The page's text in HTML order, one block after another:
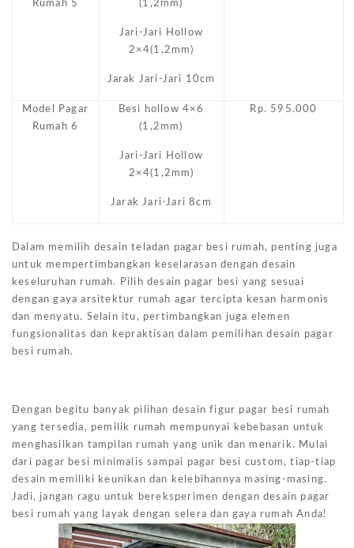
Rumah 5
(1,2mm)
Jari-Jari Hollow
2×4(1,2mm)
Jarak Jari-Jari 10cm
Model Pagar
Rumah 6
Besi hollow 4×6
(1,2mm)
Jari-Jari Hollow
2×4(1,2mm)
Jarak Jari-Jari 8cm
Rp. 595.000
Dalam memilih desain teladan pagar besi rumah, penting juga
untuk mempertimbangkan keselarasan dengan desain
keseluruhan rumah. Pilih desain pagar besi yang sesuai
dengan gaya arsitektur rumah agar tercipta kesan harmonis
dan menyatu. Selain itu, pertimbangkan juga elemen
fungsionalitas dan kepraktisan dalam pemilihan desain pagar
besi rumah.
Dengan begitu banyak pilihan desain figur pagar besi rumah
yang tersedia, pemilik rumah mempunyai kebebasan untuk
menghasilkan tampilan rumah yang unik dan menarik. Mulai
dari pagar besi minimalis sampai pagar besi custom, tiap-tiap
desain memiliki keunikan dan kelebihannya masing-masing.
Jadi, jangan ragu untuk bereksperimen dengan desain pagar
besi rumah yang layak dengan selera dan gaya rumah Anda!